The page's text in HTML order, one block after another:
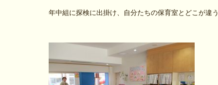
年中組に探検に出掛け、自分たちの保育室とどこが違